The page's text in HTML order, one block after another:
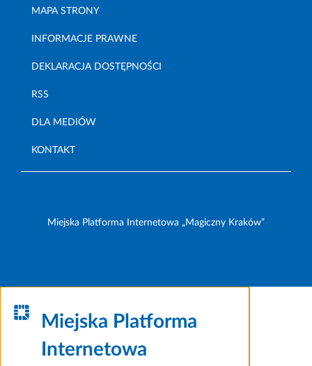
MAPA STRONY
INFORMACJE PRAWNE
DEKLARACJA DOSTĘPNOŚCI
RSS
DLA MEDIÓW
KONTAKT
Miejska Platforma Internetowa „Magiczny Kraków”
Miejska Platforma
Internetowa